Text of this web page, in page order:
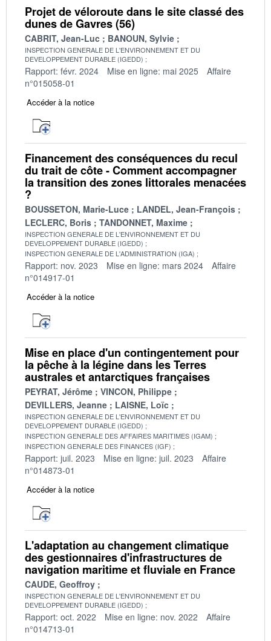
Projet de véloroute dans le site classé des
dunes de Gavres (56)
CABRIT, Jean-Luc BANOUN, Sylvie
INSPECTION GENERALE DE L'ENVIRONNEMENT ET DU
DEVELOPPEMENT DURABLE (IGEDD)
Rapport: févr. 2024 Mise en ligne: mai 2025
Affaire
n°015058-01
Accéder à la notice
Financement des conséquences du recul
du trait de côte - Comment accompagner
la transition des zones littorales menacées
?
BOUSSETON, Marie-Luce
LANDEL, Jean-François
LECLERC, Boris
TANDONNET, Maxime
INSPECTION GENERALE DE L'ENVIRONNEMENT ET DU
DEVELOPPEMENT DURABLE (IGEDD)
INSPECTION GENERALE DE L'ADMINISTRATION (IGA)
Rapport: nov. 2023 Mise en ligne: mars 2024
Affaire
n°014917-01
Accéder à la notice
Mise en place d'un contingentement pour
la pêche à la légine dans les Terres
australes et antarctiques françaises
PEYRAT, Jérôme
VINCON, Philippe
DEVILLERS, Jeanne
LAISNE, Loïc
INSPECTION GENERALE DE L'ENVIRONNEMENT ET DU
DEVELOPPEMENT DURABLE (IGEDD)
INSPECTION GENERALE DES AFFAIRES MARITIMES (IGAM)
INSPECTION GENERALE DES FINANCES (IGF)
Rapport: juil. 2023 Mise en ligne: juil. 2023
Affaire
n°014873-01
Accéder à la notice
L'adaptation au changement climatique
des gestionnaires d'infrastructures de
navigation maritime et fluviale en France
CAUDE, Geoffroy
INSPECTION GENERALE DE L'ENVIRONNEMENT ET DU
DEVELOPPEMENT DURABLE (IGEDD)
Rapport: oct. 2022 Mise en ligne: nov. 2022
Affaire
n°014713-01